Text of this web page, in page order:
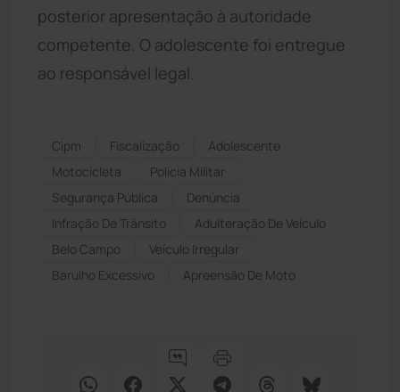
posterior apresentação à autoridade
competente. O adolescente foi entregue
ao responsável legal.
Cipm Fiscalização
Adolescente
Motocicleta
Polícia Militar
Segurança Pública
Denúncia
Infração De Trânsito
Adulteração De Veículo
Belo Campo
Veículo Irregular
Barulho Excessivo
Apreensão De Moto